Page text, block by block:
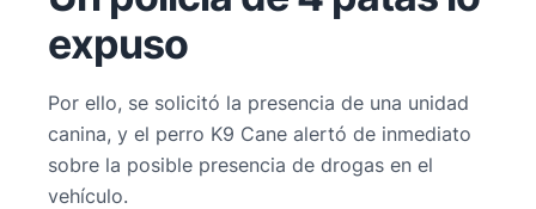
expuso
Por ello, se solicitó la presencia de una unidad
canina, y el perro K9 Cane alertó de inmediato
sobre la posible presencia de drogas en el
vehículo.